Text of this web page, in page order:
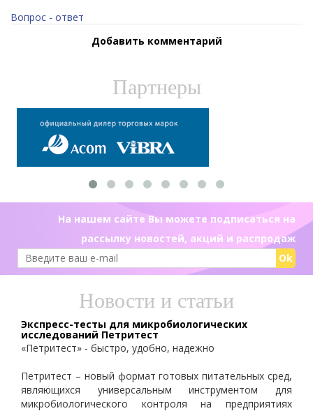
Вопрос - ответ
Добавить комментарий
Партнеры
На нашем сайте Вы можете подписаться на
рассылку новостей, акций и распродаж
Ok
Новости и статьи
Экспресс-тесты для микробиологических
исследований Петритест
«Петритест» - быстро, удобно, надежно
Петритест – новый формат готовых питательных сред,
являющихся универсальным инструментом для
микробиологического контроля на предприятиях